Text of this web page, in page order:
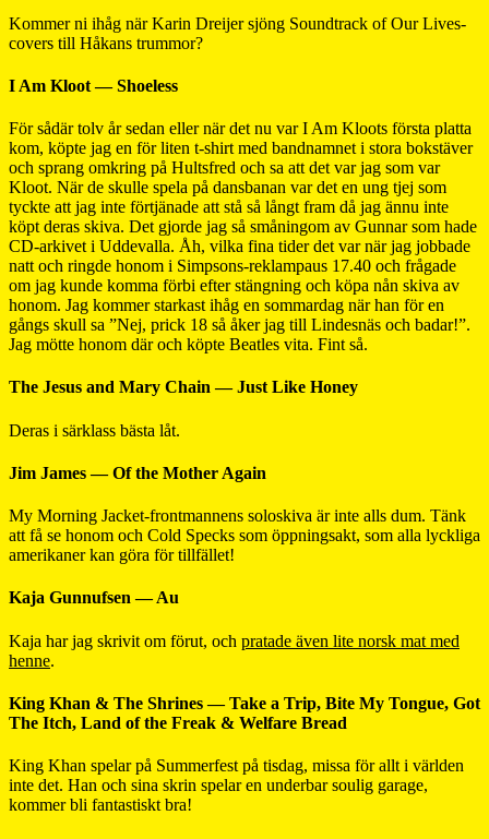
Kommer ni ihåg när Karin Dreijer sjöng Soundtrack of Our Lives-
covers till Håkans trummor?
I Am Kloot — Shoeless
För sådär tolv år sedan eller när det nu var I Am Kloots första platta
kom, köpte jag en för liten t-shirt med bandnamnet i stora bokstäver
och sprang omkring på Hultsfred och sa att det var jag som var
Kloot. När de skulle spela på dansbanan var det en ung tjej som
tyckte att jag inte förtjänade att stå så långt fram då jag ännu inte
köpt deras skiva. Det gjorde jag så småningom av Gunnar som hade
CD-arkivet i Uddevalla. Åh, vilka fina tider det var när jag jobbade
natt och ringde honom i Simpsons-reklampaus 17.40 och frågade
om jag kunde komma förbi efter stängning och köpa nån skiva av
honom. Jag kommer starkast ihåg en sommardag när han för en
gångs skull sa ”Nej, prick 18 så åker jag till Lindesnäs och badar!”.
Jag mötte honom där och köpte Beatles vita. Fint så.
The Jesus and Mary Chain — Just Like Honey
Deras i särklass bästa låt.
Jim James — Of the Mother Again
My Morning Jacket-frontmannens soloskiva är inte alls dum. Tänk
att få se honom och Cold Specks som öppningsakt, som alla lyckliga
amerikaner kan göra för tillfället!
Kaja Gunnufsen — Au
Kaja har jag skrivit om förut, och pratade även lite norsk mat med
henne.
King Khan & The Shrines — Take a Trip, Bite My Tongue, Got
The Itch, Land of the Freak & Welfare Bread
King Khan spelar på Summerfest på tisdag, missa för allt i världen
inte det. Han och sina skrin spelar en underbar soulig garage,
kommer bli fantastiskt bra!